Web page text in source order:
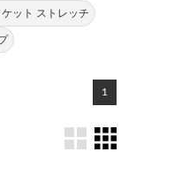
ット ストレッチ
1